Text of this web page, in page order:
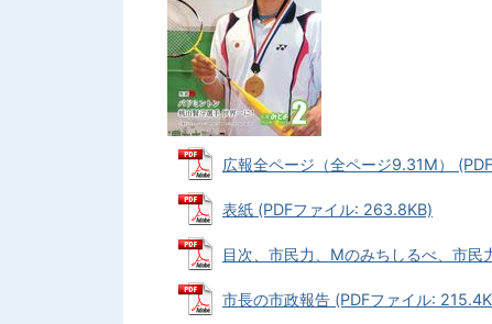
広報全ページ（全ページ9.31M）
表紙 (PDFファイル: 263.8KB)
目次、市民力、Mのみちしるべ、市民
市長の市政報告 (PDFファイル: